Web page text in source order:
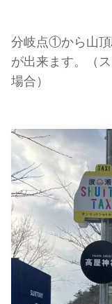
分岐点①から山頂
が出来ます。（
場合）